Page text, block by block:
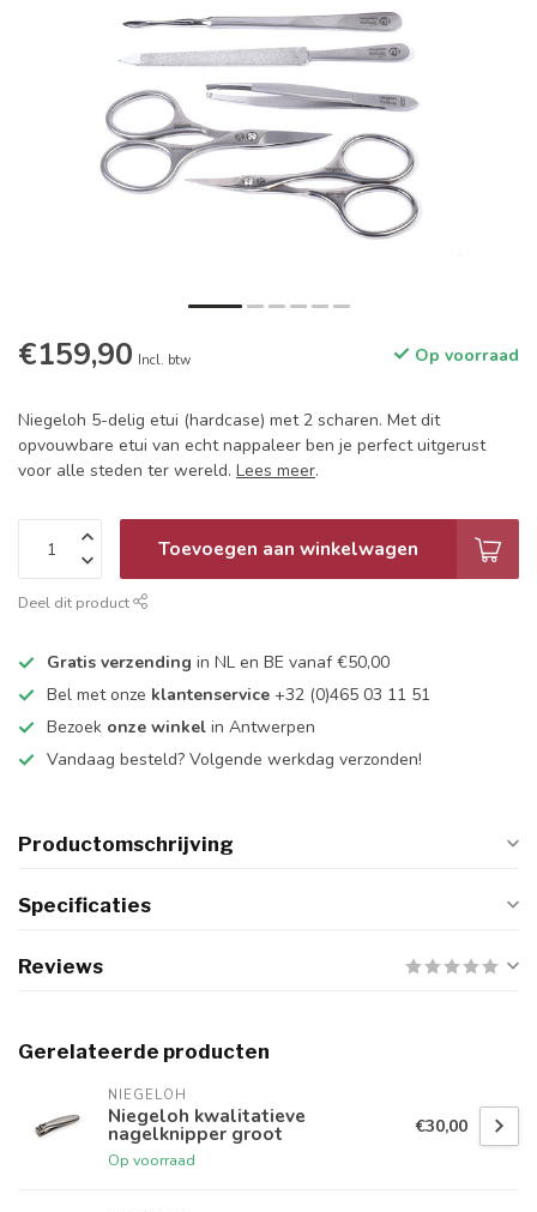
€159,90 Incl. btw Op voorraad
Niegeloh 5-delig etui (hardcase) met 2 scharen. Met dit
opvouwbare etui van echt nappaleer ben je perfect uitgerust
voor alle steden ter wereld. Lees meer.
Toevoegen aan winkelwagen
Deel dit product
Gratis verzending in NL en BE vanaf €50,00
Bel met onze klantenservice +32 (0)465 03 11 51
Bezoek onze winkel in Antwerpen
Vandaag besteld? Volgende werkdag verzonden!
Productomschrijving
Specificaties
Reviews
Gerelateerde producten
NIEGELOH
Niegeloh kwalitatieve
nagelknipper groot
Op voorraad
€30,00